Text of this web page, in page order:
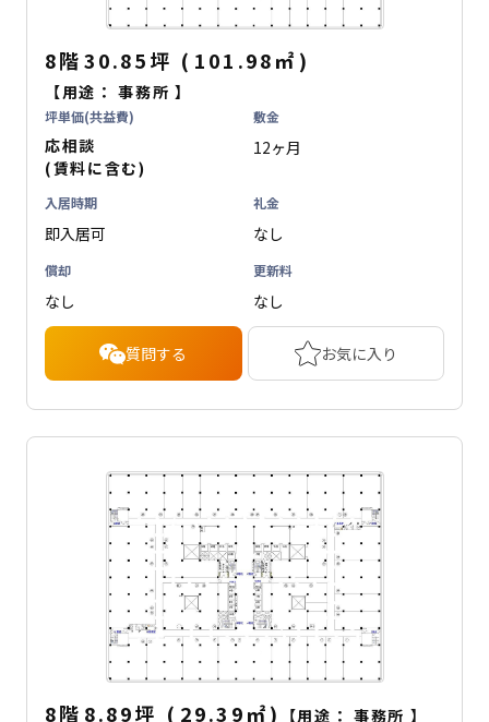
8階30.85坪 ( 101.98㎡ )
【用途：事務所 】
坪単価(共益費)
応相談
(賃料に含む)
敷金
12ヶ月
入居時期
即入居可
礼金
なし
償却
なし
更新料
なし
質問する お気に入り
8階 8.89坪 ( 29.39㎡) 【用途：事務所 】